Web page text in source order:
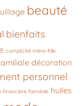
beauté
bienfaits
complicité mère-fille
décoration
personnel
financière familiale huiles